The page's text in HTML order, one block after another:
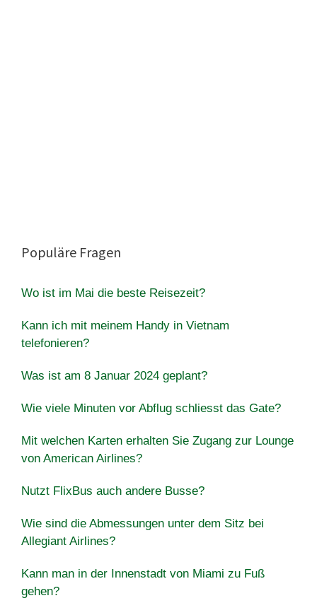
Populäre Fragen
Wo ist im Mai die beste Reisezeit?
Kann ich mit meinem Handy in Vietnam
telefonieren?
Was ist am 8 Januar 2024 geplant?
Wie viele Minuten vor Abflug schliesst das Gate?
Mit welchen Karten erhalten Sie Zugang zur Lounge
von American Airlines?
Nutzt FlixBus auch andere Busse?
Wie sind die Abmessungen unter dem Sitz bei
Allegiant Airlines?
Kann man in der Innenstadt von Miami zu Fuß
gehen?